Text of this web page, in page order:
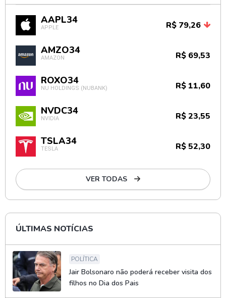
AAPL34
APPLE R$ 79,26
AMZO34
AMAZON R$ 69,53
ROXO34
NU HOLDINGS (NUBANK) R$ 11,60
NVDC34
NVIDIA R$ 23,55
TSLA34
TESLA R$ 52,30
VER TODAS
ÚLTIMAS NOTÍCIAS
POLÍTICA
Jair Bolsonaro não poderá receber visita dos
filhos no Dia dos Pais